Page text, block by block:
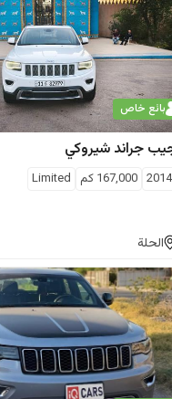
بائع خاص
جراند شيروكي
2014
167,000 كم Limited
الحلة